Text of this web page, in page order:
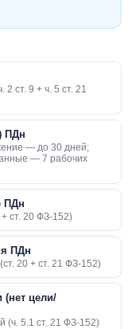
ст. 9 + ч. 5 ст. 21
ПДн
— до 30 дней;
— 7 рабочих
ПДн
ст. 20 ФЗ-152)
ПДн
20 + ст. 21 ФЗ-152)
(нет цели/
(ч. 5.1 ст. 21 ФЗ-152)